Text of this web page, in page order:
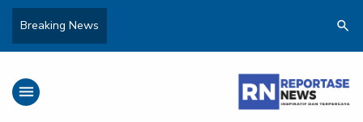
Breaking News search
menu